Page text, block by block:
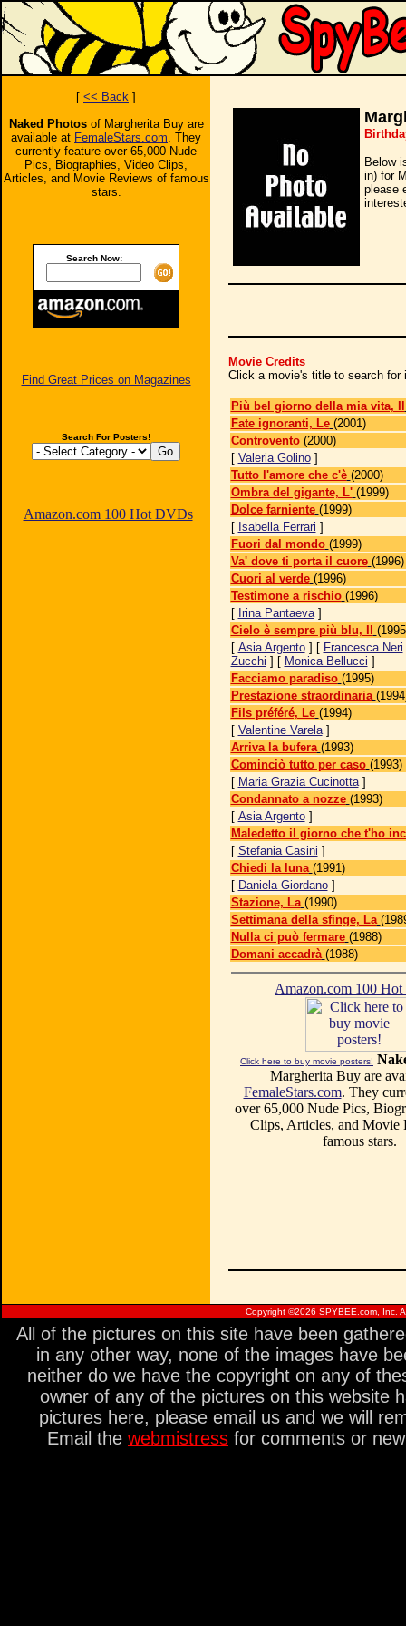
[ << Back ]
Naked Photosof Margherita Buy are
available at FemaleStars.com. They
currently feature over 65,000 Nude
Pics, Biographies, Video Clips,
Articles, and Movie Reviews of famous
stars.
Search Now:
Find Great Prices on Magazines
Search For Posters!
Amazon.com 100 Hot DVDs
Below
in) for
please
Movie Credits
Click a movie's title to search for
Più bel giorno della mia vita, Il
Fate ignoranti, Le (2001)
Controvento (2000)
[ Valeria Golino]
Tutto l'amore che c'è (2000)
Ombra del gigante, L' (1999)
Dolce farniente (1999)
[ Isabella Ferrari ]
Fuori dal mondo (1999)
Va' dove ti porta il cuore (1996)
Cuori al verde (1996)
Testimone a rischio (1996)
[ Irina Pantaeva]
Cielo è sempre più blu, Il
[ Asia Argento] [ Francesca Neri
Zucchi ] [ Monica Bellucci ]
Facciamo paradiso (1995)
Prestazione straordinaria
Fils préféré, Le (1994)
[ Valentine Varela]
Arriva la bufera (1993)
Cominciò tutto per caso (1993)
[ Maria Grazia Cucinotta]
Condannato a nozze (1993)
[ Asia Argento]
Maledetto il giorno che t'ho
[ Stefania Casini ]
Chiedi la luna (1991)
[ Daniela Giordano]
Stazione, La (1990)
Settimana della sfinge, La
Nulla ci può fermare (1988)
Domani accadrà (1988)
Amazon.com 100
Click here to buy movie posters!
Margherita Buy are
FemaleStars.com. They
over 65,000 Nude Pics,
Clips, Articles, and Movie
famous stars.
Copyright ©2026 SPYBEE.com, Inc.
All of the pictures on this site have been
in any other way, none of the images have
neither do we have the copyright on any of
owner of any of the pictures on this website
pictures here, please email us and we will
Email the webmistress for comments or